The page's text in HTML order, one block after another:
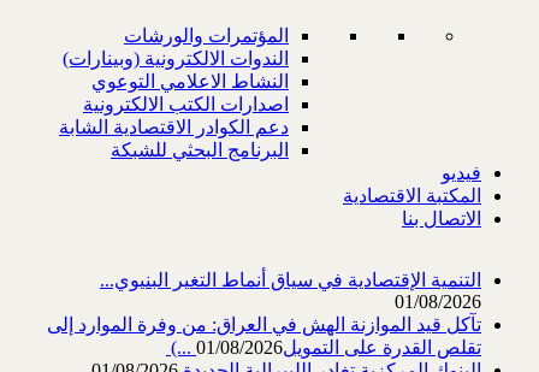
المؤتمرات والورشات
الندوات الالكترونية (وبينارات)
النشاط الاعلامي التوعوي
اصدارات الكتب الالكترونية
دعم الكوادر الاقتصادية الشابة
البرنامج البحثي للشبكة
فيديو
المكتبة الاقتصادية
الاتصال بنا
التنمية الإقتصادية في سياق أنماط التغير البنيوي...
01/08/2026
تآكل قيد الموازنة الهش في العراق: من وفرة الموارد إلى
تقلص القدرة على التمويل‎ (...01/08/2026